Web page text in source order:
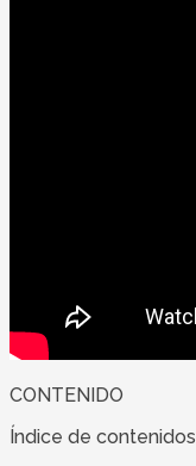
CONTENIDO
Índice de contenidos